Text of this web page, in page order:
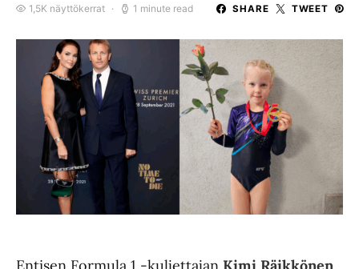
1,5K näyttökerrat 1 minute read SHARE TWEET
Entisen Formula 1 -kuljettajan Kimi Räikkönen